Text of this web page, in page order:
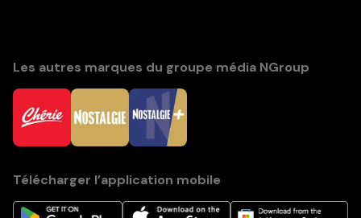
Les autres marques du groupe média NGroup
Télécharger l’application mobile